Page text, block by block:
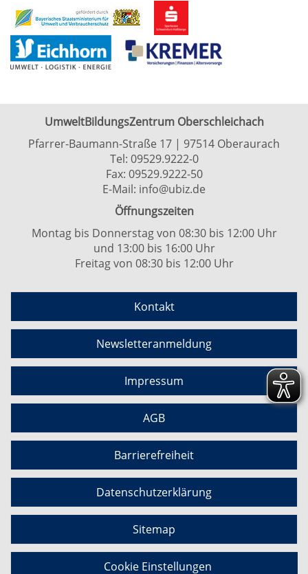
UmweltBildungsZentrum Oberschleichach
Pfarrer-Baumann-Straße 17 | 97514 Oberaurach
Tel: 09529.9222-0
Fax: 09529.9222-50
E-Mail: info@ubiz.de
Öffnungszeiten
Montag bis Donnerstag von 08:30 bis 12:00 Uhr
und 13:00 bis 16:00 Uhr
Freitag von 08:30 bis 12:00 Uhr
Kontakt
Newsletteranmeldung
Impressum
AGB
Barrierefreiheit
Datenschutzerklärung
Sitemap
Cookie Einstellungen